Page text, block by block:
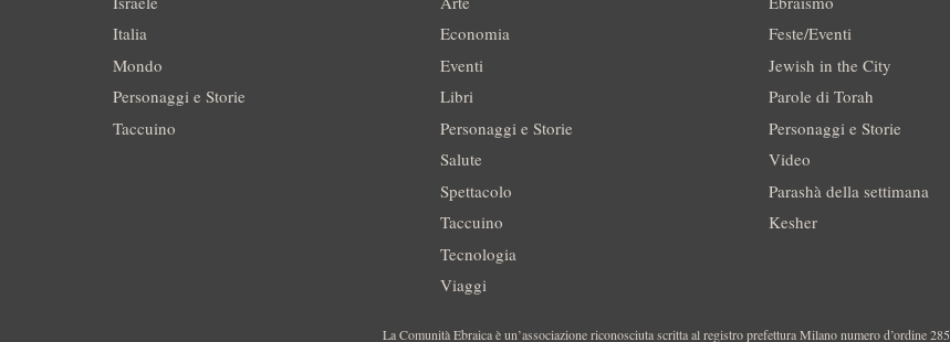
Italia
Mondo
Personaggi e Storie
Taccuino
Economia
Eventi
Libri
Personaggi e Storie
Salute
Spettacolo
Taccuino
Tecnologia
Viaggi
Feste/Eventi
Jewish in the City
Parole di Torah
Personaggi e Storie
Video
Parashà della settimana
Kesher
La Comunità Ebraica è un’associazione riconosciuta scritta al registro prefettura Milano numero d’ordine 285